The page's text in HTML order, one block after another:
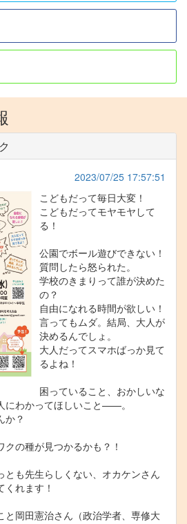
2023/07/25 17:57:51
こどもだって毎日大変！
こどもだってモヤモヤして
る！
公園でボール遊びできない！
質問したら怒られた。
学校のきまりって誰が決めた
の？
自由になれる時間が欲しい！
言ってもムダ。結局、大人が
決めるんでしょ。
大人だってスマホばっか見て
るよね！
困っていること、おかしいな
にわかってほしいこと——。
か？
の種が見つかるかも？！
とも先生らしくない、オカケンさん
れます！
と岡田憲治さん（政治学者、専修大